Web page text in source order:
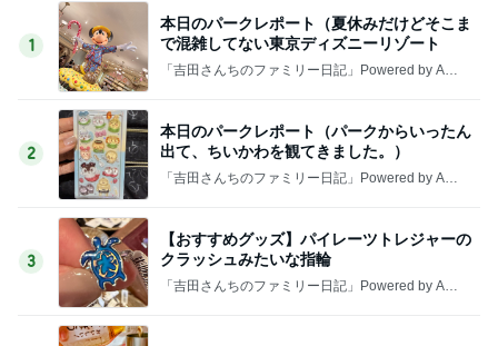
1
本日のパークレポート（夏休みだけどそこま
で混雑してない東京ディズニーリゾート
「吉田さんちのファミリー日記」Powered by Ame
2
本日のパークレポート（パークからいったん
出て、ちいかわを観てきました。）
「吉田さんちのファミリー日記」Powered by Ame
3
【おすすめグッズ】パイレーツトレジャーの
クラッシュみたいな指輪
「吉田さんちのファミリー日記」Powered by Ame